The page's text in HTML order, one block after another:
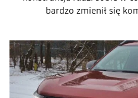
bardzo zmienił się